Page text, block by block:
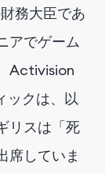
務大臣であ
アでゲーム
Activision
ックは、以
リスは「死
席していま